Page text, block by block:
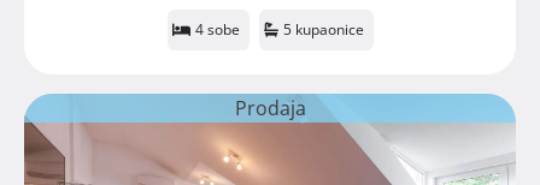
4 sobe 5 kupaonice
Prodaja